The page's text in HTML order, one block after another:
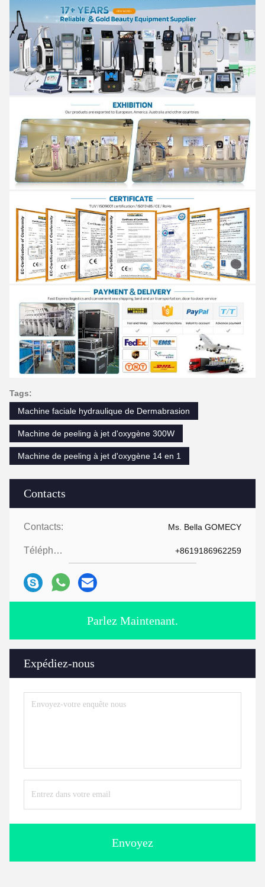
Contacts
Contacts: Ms. Bella GOMECY
Téléphone: +8619186962259
Parlez Maintenant.
Expédiez-nous
Envoyez
Tags:
Machine faciale hydraulique de Dermabrasion
Machine de peeling à jet d'oxygène 300W
Machine de peeling à jet d'oxygène 14 en 1